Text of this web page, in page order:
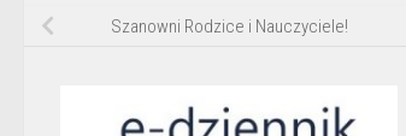
Szanowni Rodzice i Nauczyciele!